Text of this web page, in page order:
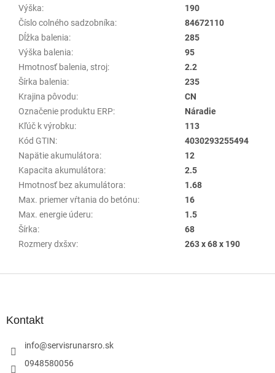
Výška:
190
Číslo colného sadzobníka:
84672110
Dĺžka balenia:
285
Výška balenia:
95
Hmotnosť balenia, stroj:
2.2
Šírka balenia:
235
Krajina pôvodu:
CN
Označenie produktu ERP:
Náradie
Kľúč k výrobku:
113
Kód GTIN:
4030293255494
Napätie akumulátora:
12
Kapacita akumulátora:
2.5
Hmotnosť bez akumulátora:
1.68
Max. priemer vŕtania do betónu:
16
Max. energie úderu:
1.5
Šírka:
68
Rozmery dxšxv: 263 x 68 x 190
Kontakt
info@servisrunarsro.sk
0948580056